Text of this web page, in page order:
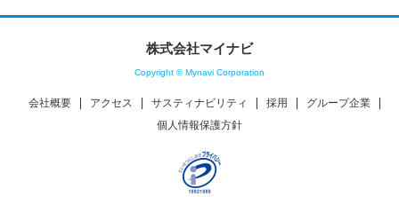
株式会社マイナビ
Copyright © Mynavi Corporation
会社概要 アクセス サスティナビリティ 採用
グループ企業
個人情報保護方針